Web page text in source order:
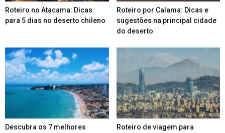
Roteiro no Atacama: Dicas
para 5 dias no deserto chileno
Roteiro por Calama: Dicas e
sugestões na principal cidade
do deserto
Descubra os 7 melhores
Roteiro de viagem para